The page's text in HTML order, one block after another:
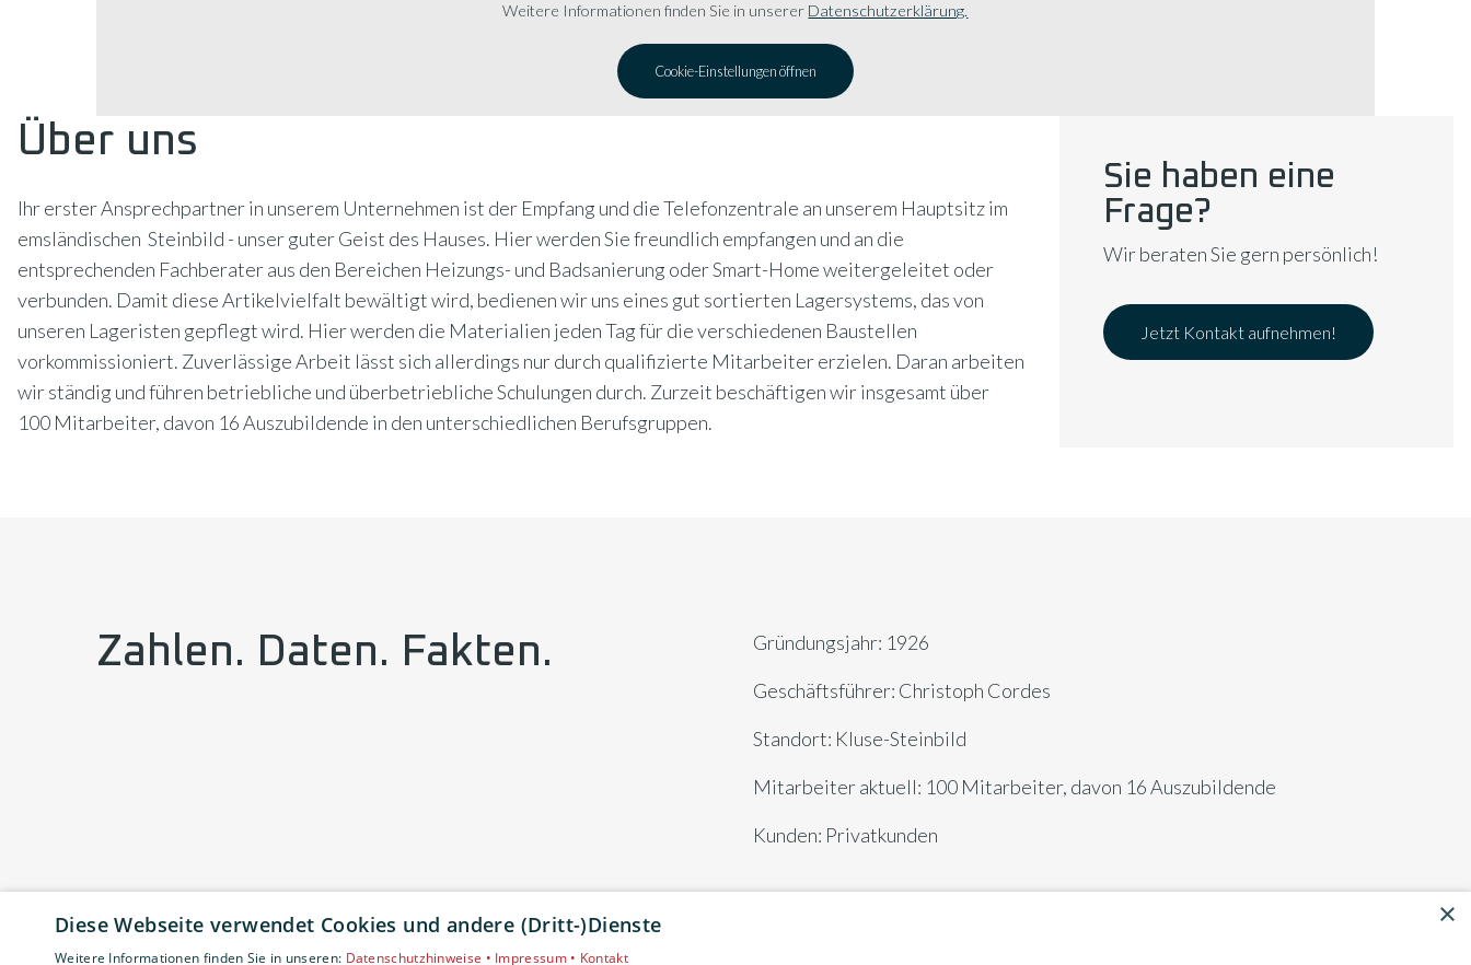
Weitere Informationen finden Sie in unserer Datenschutzerklärung.
Cookie-Einstellungen öffnen
Über uns
Ihr erster Ansprechpartner in unserem Unternehmen ist der Empfang und die Telefonzentrale an unserem Hauptsitz im
emsländischen Steinbild - unser guter Geist des Hauses. Hier werden Sie freundlich empfangen und an die
entsprechenden Fachberater aus den Bereichen Heizungs- und Badsanierung oder Smart-Home weitergeleitet oder
verbunden. Damit diese Artikelvielfalt bewältigt wird, bedienen wir uns eines gut sortierten Lagersystems, das von
unseren Lageristen gepflegt wird. Hier werden die Materialien jeden Tag für die verschiedenen Baustellen
vorkommissioniert. Zuverlässige Arbeit lässt sich allerdings nur durch qualifizierte Mitarbeiter erzielen. Daran arbeiten
wir ständig und führen betriebliche und überbetriebliche Schulungen durch. Zurzeit beschäftigen wir insgesamt über
100 Mitarbeiter, davon 16 Auszubildende in den unterschiedlichen Berufsgruppen.
Sie haben eine
Frage?
Wir beraten Sie gern persönlich!
Jetzt Kontakt aufnehmen!
Zahlen. Daten. Fakten.
Gründungsjahr: 1926
Geschäftsführer: Christoph Cordes
Standort: Kluse-Steinbild
Mitarbeiter aktuell: 100 Mitarbeiter, davon 16 Auszubildende
Kunden: Privatkunden
×
Diese Webseite verwendet Cookies und andere (Dritt-)Dienste
Weitere Informationen finden Sie in unseren: Datenschutzhinweise • Impressum • Kontakt